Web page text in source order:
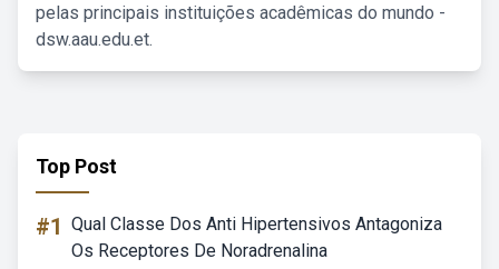
pelas principais instituições acadêmicas do mundo -
dsw.aau.edu.et.
Top Post
#1 Qual Classe Dos Anti Hipertensivos Antagoniza
Os Receptores De Noradrenalina